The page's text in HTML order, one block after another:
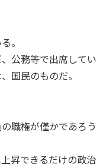
。
公務等で出席してい
国民のものだ。
職権が僅かであろう
昇できるだけの政治